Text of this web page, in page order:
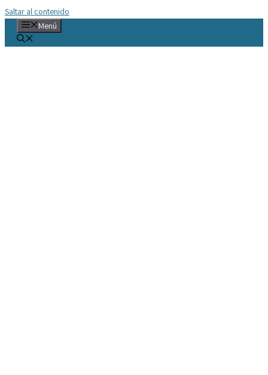
Saltar al contenido
Menú